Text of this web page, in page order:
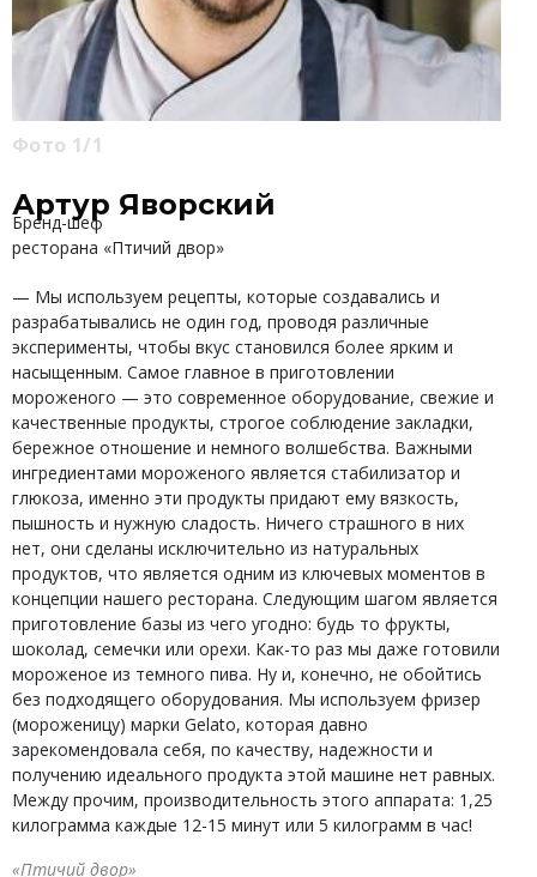
Фото 1/1
Артур Яворский
Бренд-шеф
ресторана «Птичий двор»
— Мы используем рецепты, которые создавались и
разрабатывались не один год, проводя различные
эксперименты, чтобы вкус становился более ярким и
насыщенным. Самое главное в приготовлении
мороженого — это современное оборудование, свежие и
качественные продукты, строгое соблюдение закладки,
бережное отношение и немного волшебства. Важными
ингредиентами мороженого является стабилизатор и
глюкоза, именно эти продукты придают ему вязкость,
пышность и нужную сладость. Ничего страшного в них
нет, они сделаны исключительно из натуральных
продуктов, что является одним из ключевых моментов в
концепции нашего ресторана. Следующим шагом является
приготовление базы из чего угодно: будь то фрукты,
шоколад, семечки или орехи. Как-то раз мы даже готовили
мороженое из темного пива. Ну и, конечно, не обойтись
без подходящего оборудования. Мы используем фризер
(мороженицу) марки Gelato, которая давно
зарекомендовала себя, по качеству, надежности и
получению идеального продукта этой машине нет равных.
Между прочим, производительность этого аппарата: 1,25
килограмма каждые 12-15 минут или 5 килограмм в час!
«Птичий двор»